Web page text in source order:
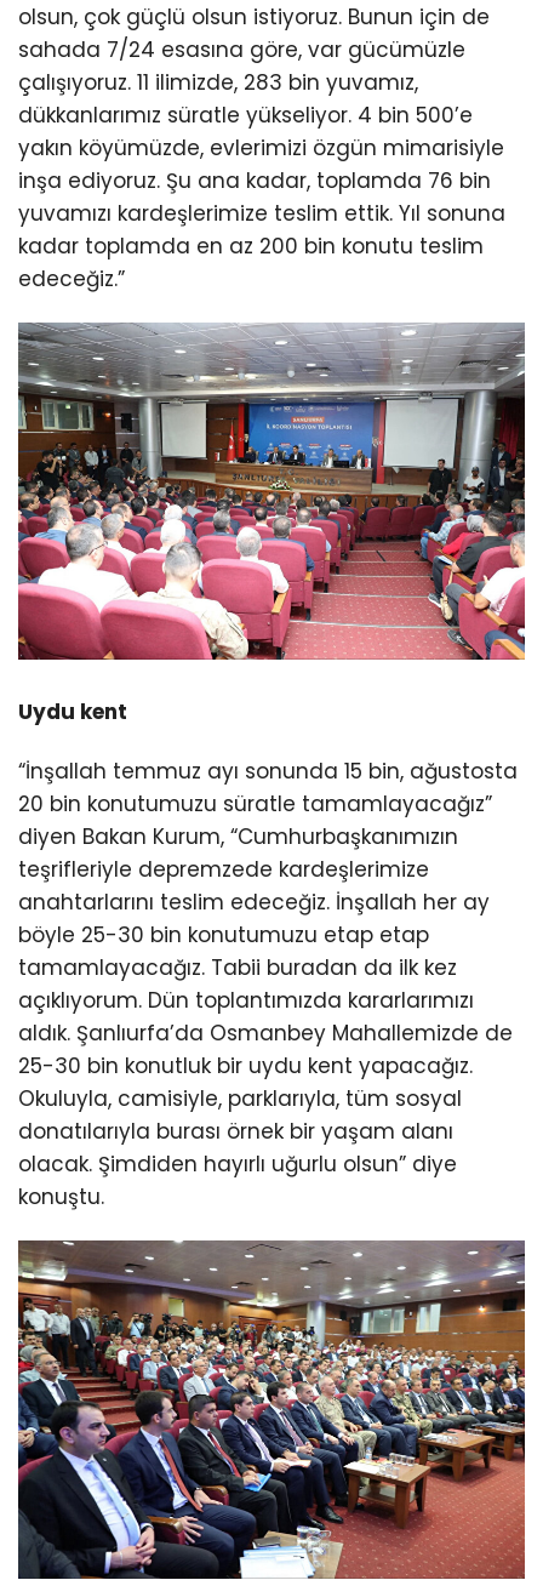
olsun, çok güçlü olsun istiyoruz. Bunun için de
sahada 7/24 esasına göre, var gücümüzle
çalışıyoruz. 11 ilimizde, 283 bin yuvamız,
dükkanlarımız süratle yükseliyor. 4 bin 500’e
yakın köyümüzde, evlerimizi özgün mimarisiyle
inşa ediyoruz. Şu ana kadar, toplamda 76 bin
yuvamızı kardeşlerimize teslim ettik. Yıl sonuna
kadar toplamda en az 200 bin konutu teslim
edeceğiz.”
Uydu kent
“İnşallah temmuz ayı sonunda 15 bin, ağustosta
20 bin konutumuzu süratle tamamlayacağız”
diyen Bakan Kurum, “Cumhurbaşkanımızın
teşrifleriyle depremzede kardeşlerimize
anahtarlarını teslim edeceğiz. İnşallah her ay
böyle 25-30 bin konutumuzu etap etap
tamamlayacağız. Tabii buradan da ilk kez
açıklıyorum. Dün toplantımızda kararlarımızı
aldık. Şanlıurfa’da Osmanbey Mahallemizde de
25-30 bin konutluk bir uydu kent yapacağız.
Okuluyla, camisiyle, parklarıyla, tüm sosyal
donatılarıyla burası örnek bir yaşam alanı
olacak. Şimdiden hayırlı uğurlu olsun” diye
konuştu.